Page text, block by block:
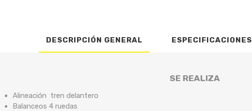
DESCRIPCIÓN GENERAL ESPECIFICACIONES
SE REALIZA
Alineación tren delantero
Balanceos 4 ruedas